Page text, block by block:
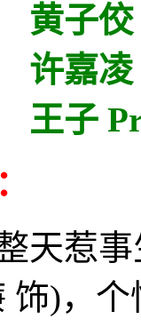
Tzi-
惹事
饰)，